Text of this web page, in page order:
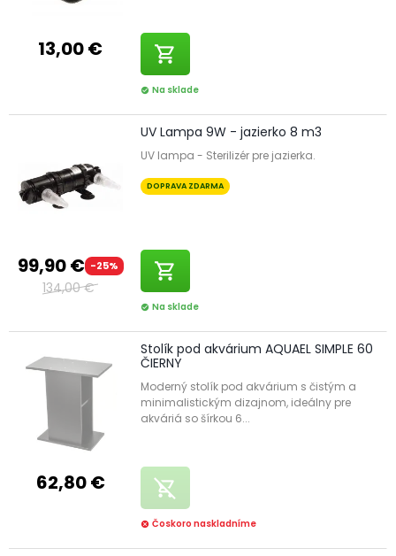
13,00 € shopping_cart
check_circle Na sklade
99,90 € -25%
134,00 €
UV Lampa 9W - jazierko 8 m3
UV lampa - Sterilizér pre jazierka.
DOPRAVA ZDARMA
shopping_cart
check_circle Na sklade
62,80 €
Stolík pod akvárium AQUAEL SIMPLE 60
ČIERNY
Moderný stolík pod akvárium s čistým a
minimalistickým dizajnom, ideálny pre
akváriá so šírkou 6...
remove_shopping_cart
cancel Čoskoro naskladníme